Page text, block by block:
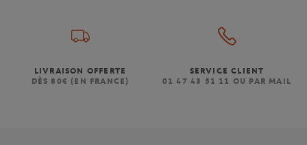
LIVRAISON OFFERTE
DÈS 80€ (EN FRANCE)
SERVICE CLIENT
01 47 43 51 11 OU PAR MAIL